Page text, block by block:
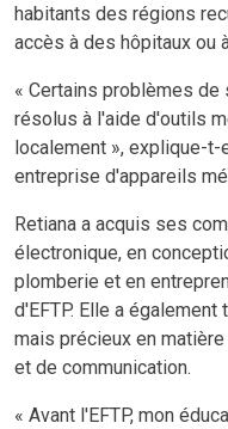
habitants des régions
accès à des hôpitaux ou
« Certains problèmes de
résolus à l'aide d'outils
localement », explique-t-
entreprise d'appareils
Retiana a acquis ses
électronique, en
plomberie et en
d'EFTP. Elle a
mais précieux en
et de communication.
« Avant l'EFTP, mon